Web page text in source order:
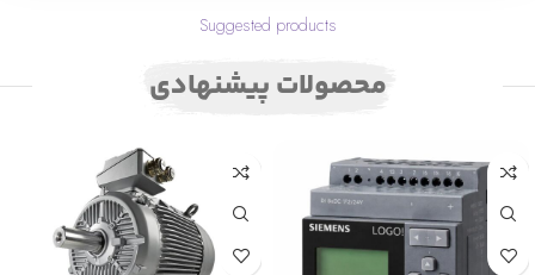
Suggested products
محصولات پیشنهادی